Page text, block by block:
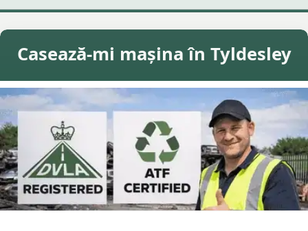
Casează-mi mașina în Tyldesley